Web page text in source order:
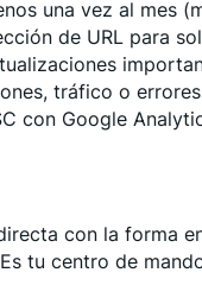
una vez al mes
de URL para
tráfico o errores
con Google
con la forma
tu centro de